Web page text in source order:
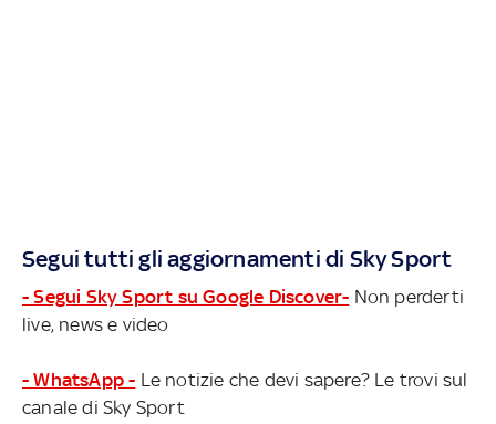
Segui tutti gli aggiornamenti di Sky Sport
- Segui Sky Sport su Google Discover- Non perderti
live, news e video
- WhatsApp - Le notizie che devi sapere? Le trovi sul
canale di Sky Sport